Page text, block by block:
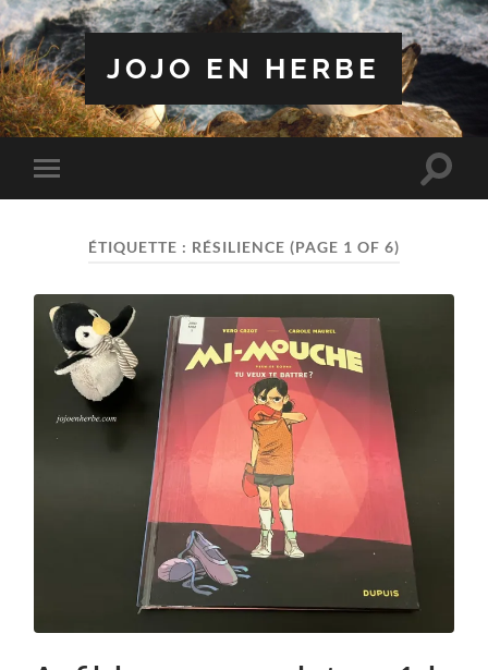
JOJO EN HERBE
Toggle
mobile
Toggle
ÉTIQUETTE : RÉSILIENCE (PAGE 1 OF 6)